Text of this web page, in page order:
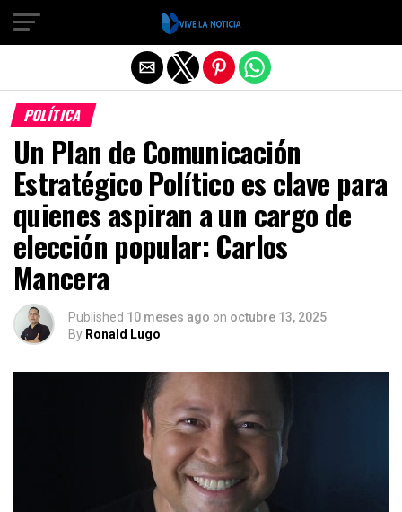
POLÍTICA
Un Plan de Comunicación
Estratégico Político es clave para
quienes aspiran a un cargo de
elección popular: Carlos
Mancera
Published 10 meses ago on octubre 13, 2025
By Ronald Lugo
Salir de la versión móvil